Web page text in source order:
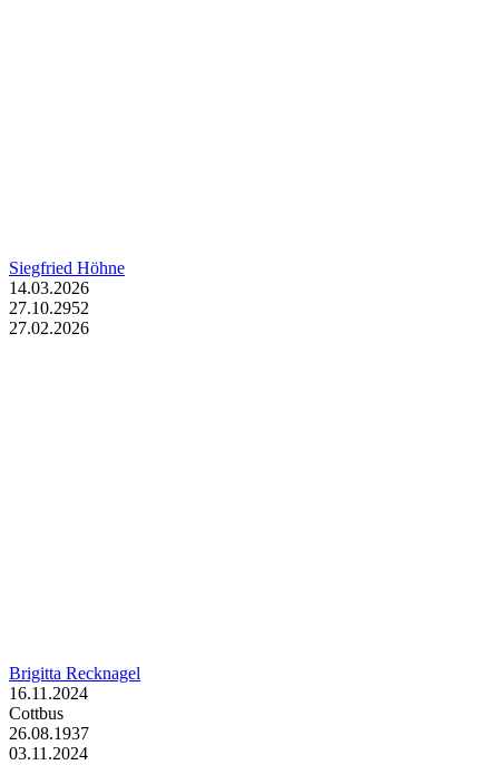
Siegfried Höhne
14.03.2026
27.10.2952
27.02.2026
Brigitta Recknagel
16.11.2024
Cottbus
26.08.1937
03.11.2024